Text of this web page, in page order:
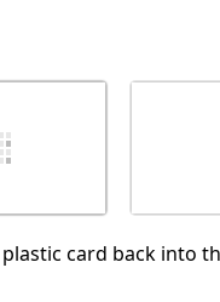
card back into